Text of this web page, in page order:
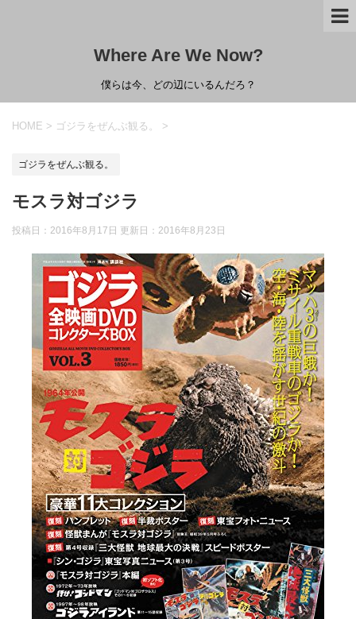
Where Are We Now?
僕らは今、どの辺にいるんだろ？
HOME > ゴジラをぜんぶ観る。 >
ゴジラをぜんぶ観る。
モスラ対ゴジラ
投稿日：2016年8月17日 更新日： 2016年8月23日